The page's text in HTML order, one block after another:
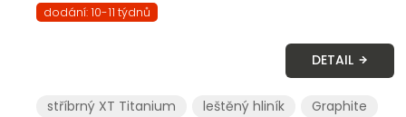
dodání: 10-11 týdnů
DETAIL
stříbrný XT Titanium leštěný hliník Graphite